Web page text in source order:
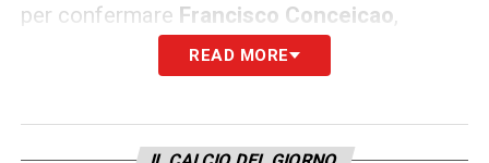
per confermare Francisco Conceicao,
esterno offensivo portoghese classe 2002
. Il club agirà entro la finestra valida
l’aumento della clausola a 45 milioni. A
READ MORE